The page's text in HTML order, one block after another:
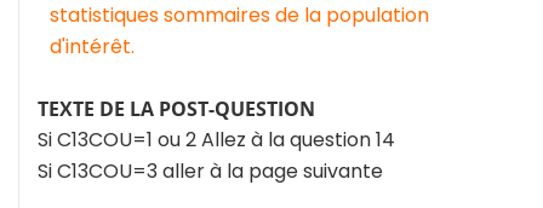
statistiques sommaires de la population
d'intérêt.
TEXTE DE LA POST-QUESTION
Si C13COU=1 ou 2 Allez à la question 14
Si C13COU=3 aller à la page suivante